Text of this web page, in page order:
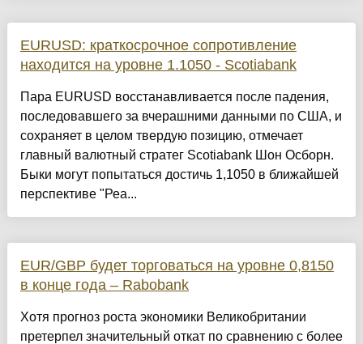
EURUSD: краткосрочное сопротивление
находится на уровне 1.1050 - Scotiabank
Пара EURUSD восстанавливается после падения,
последовавшего за вчерашними данными по США, и
сохраняет в целом твердую позицию, отмечает
главный валютный стратег Scotiabank Шон Осборн.
Быки могут попытаться достичь 1,1050 в ближайшей
перспективе "Реа...
EUR/GBP будет торговаться на уровне 0,8150
в конце года – Rabobank
Хотя прогноз роста экономики Великобритании
претерпел значительный откат по сравнению с более